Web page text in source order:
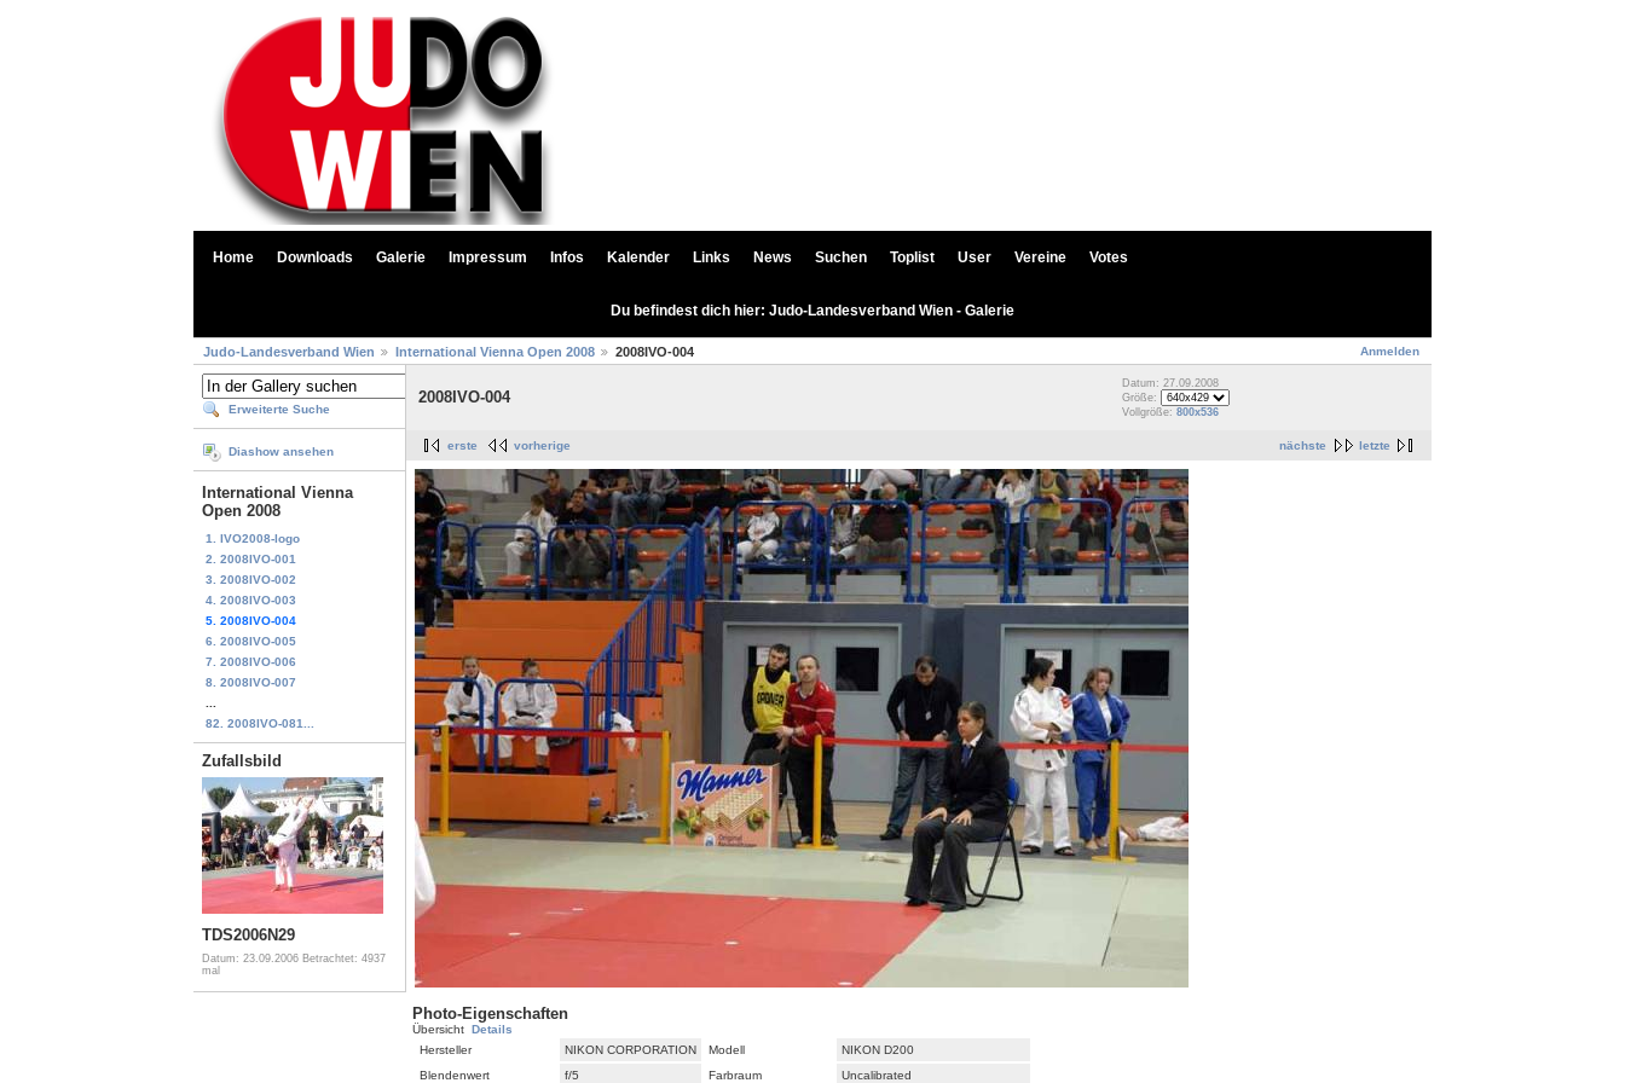
Home Downloads Galerie Impressum Infos Kalender Links News Suchen Toplist User Vereine Votes
Du befindest dich hier: Judo-Landesverband Wien - Galerie
Anmelden
Judo-Landesverband Wien International Vienna Open 2008 2008IVO-004
Erweiterte Suche
Diashow ansehen
International Vienna
Open 2008
1. IVO2008-logo
2. 2008IVO-001
3. 2008IVO-002
4. 2008IVO-003
5. 2008IVO-004
6. 2008IVO-005
7. 2008IVO-006
8. 2008IVO-007
82. 2008IVO-081...
Zufallsbild
TDS2006N29
Datum: 23.09.2006 Betrachtet: 4937
mal
2008IVO-004
Datum: 27.09.2008
Größe:
Vollgröße: 800x536
nächste letzte
erste vorherige
Photo-Eigenschaften
Übersicht Details
Hersteller
NIKON CORPORATION Modell
NIKON D200
Blendenwert
f/5 Farbraum Uncalibrated